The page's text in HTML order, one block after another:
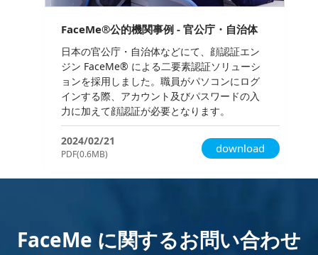
FaceMe®公的機関事例 - 官公庁・自治体
日本の官公庁・自治体などにて、顔認証エン
ジン FaceMe® による二要素認証ソリューシ
ョンを採用しました。職員がパソコンにログ
インする際、アカウント及びパスワードの入
力に加えて顔認証が必要となります。
2024/02/21
PDF(0.6MB) download
FaceMe に関するお問い合わせ